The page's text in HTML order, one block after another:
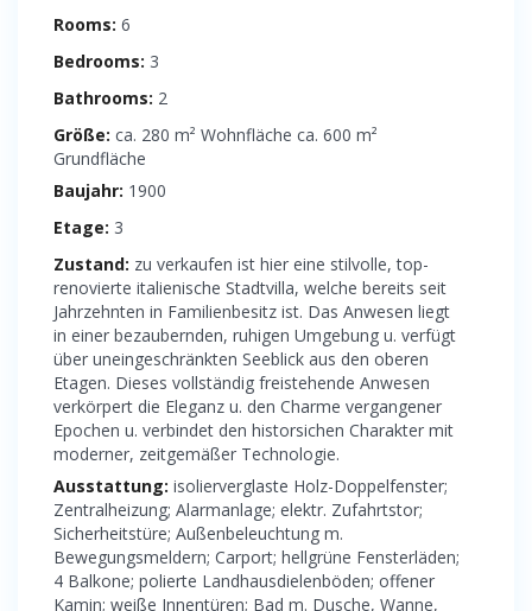
Rooms: 6
Bedrooms: 3
Bathrooms: 2
Größe: ca. 280 m² Wohnfläche ca. 600 m²
Grundfläche
Baujahr: 1900
Etage: 3
Zustand: zu verkaufen ist hier eine stilvolle, top-
renovierte italienische Stadtvilla, welche bereits seit
Jahrzehnten in Familienbesitz ist. Das Anwesen liegt
in einer bezaubernden, ruhigen Umgebung u. verfügt
über uneingeschränkten Seeblick aus den oberen
Etagen. Dieses vollständig freistehende Anwesen
verkörpert die Eleganz u. den Charme vergangener
Epochen u. verbindet den historsichen Charakter mit
moderner, zeitgemäßer Technologie.
Ausstattung: isolierverglaste Holz-Doppelfenster;
Zentralheizung; Alarmanlage; elektr. Zufahrtstor;
Sicherheitstüre; Außenbeleuchtung m.
Bewegungsmeldern; Carport; hellgrüne Fensterläden;
4 Balkone; polierte Landhausdielenböden; offener
Kamin; weiße Innentüren; Bad m. Dusche, Wanne,